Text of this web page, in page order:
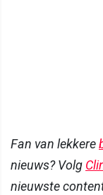
Fan van lekkere
nieuws? Volg
nieuwste